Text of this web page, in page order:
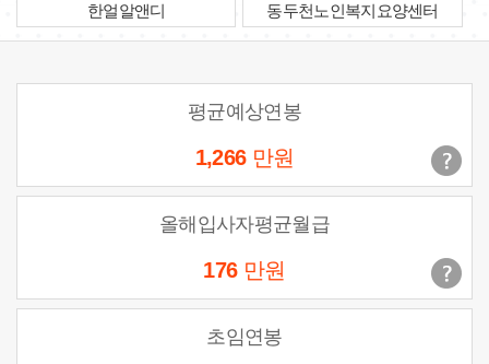
한얼알앤디 동두천노인복지요양센터
평균예상연봉
1,266 만원
올해입사자평균월급
176 만원
초임연봉